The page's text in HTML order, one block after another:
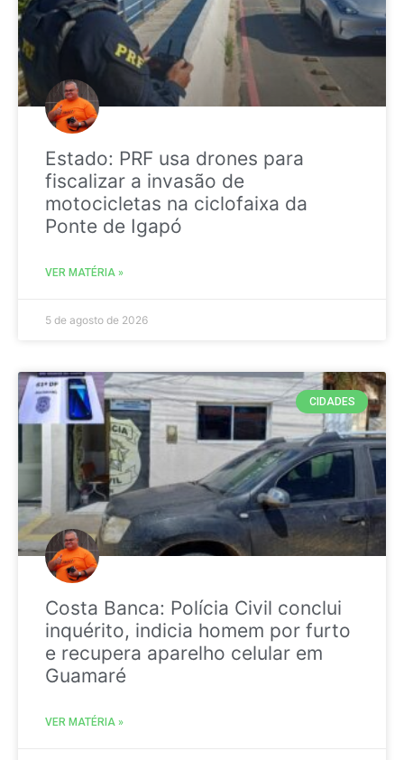
Estado: PRF usa drones para
fiscalizar a invasão de
motocicletas na ciclofaixa da
Ponte de Igapó
VER MATÉRIA »
5 de agosto de 2026
CIDADES
Costa Banca: Polícia Civil conclui
inquérito, indicia homem por furto
e recupera aparelho celular em
Guamaré
VER MATÉRIA »